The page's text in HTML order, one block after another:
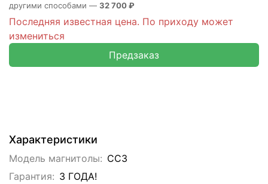
Характеристики
Модель магнитолы: CC3
Гарантия: 3 ГОДА!
другими способами — 32 700 ₽
Последняя известная цена. По приходу может
измениться
Предзаказ